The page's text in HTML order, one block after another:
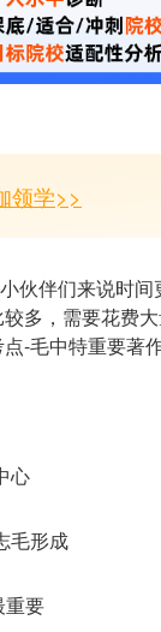
领学>>
伙伴们来说时
多，需要花费
-毛中特重要著
心
毛形成
重要